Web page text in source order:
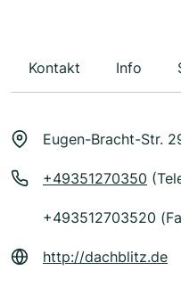
Kontakt Info
Eugen-Bracht-Str.
+49351270350
+493512703520
http://dachblitz.de